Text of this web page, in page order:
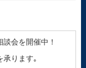
会を開催中！
承ります｡